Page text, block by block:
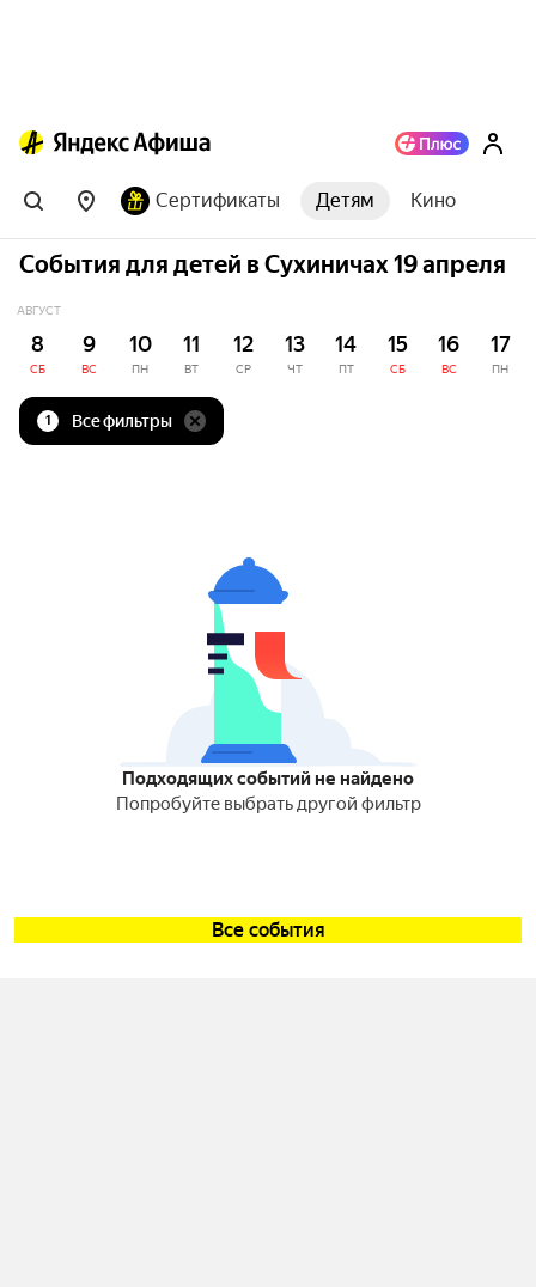
Сертификаты Детям Кино
События для детей в Сухиничах 19 апреля
АВГУСТ
8
СБ
9
ВС
10
ПН
11
ВТ
12
СР
13
ЧТ
14
ПТ
15
СБ
16
ВС
17
ПН
1 Все фильтры
Подходящих событий не найдено
Попробуйте выбрать другой фильтр
Все события